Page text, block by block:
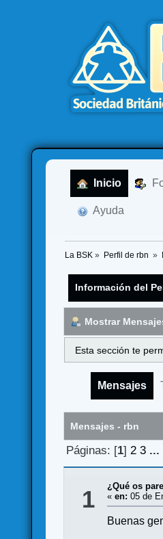
Inicio
Ayuda
La BSK » Perfil de rbn »
Información del
Mostrar
Esta sección te
Mensajes
Mensajes - rbn
Páginas: [1] 2 3 ...
1 ¿Qué os
«en: 05 de
Buenas